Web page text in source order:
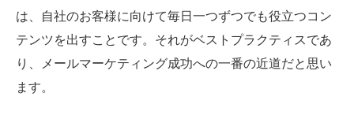
は、自社のお客様に向けて毎日一つずつでも役立つコン
テンツを出すことです。それがベストプラクティスであ
り、メールマーケティング成功への一番の近道だと思い
ます。